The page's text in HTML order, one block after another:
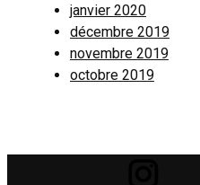
janvier 2020
décembre 2019
novembre 2019
octobre 2019